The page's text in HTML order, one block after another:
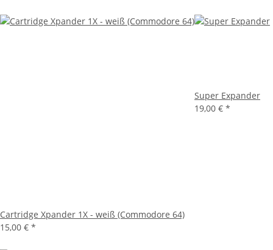
Cartridge Xpander 1X - weiß (Commodore 64)
15,00 € *
Super Expander
19,00 € *